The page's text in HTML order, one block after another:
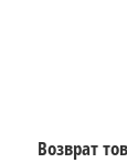
Возврат